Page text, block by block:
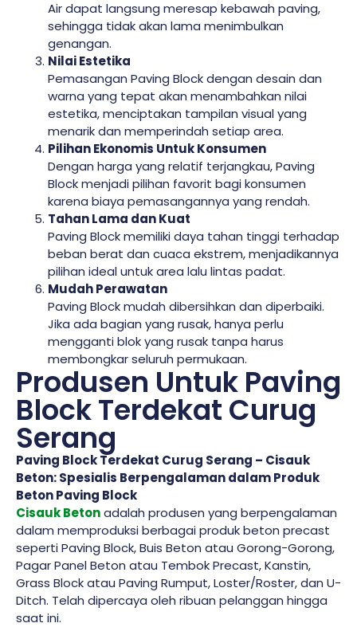
Air dapat langsung meresap kebawah paving,
sehingga tidak akan lama menimbulkan
genangan.
Nilai Estetika
Pemasangan Paving Block dengan desain dan
warna yang tepat akan menambahkan nilai
estetika, menciptakan tampilan visual yang
menarik dan memperindah setiap area.
Pilihan Ekonomis Untuk Konsumen
Dengan harga yang relatif terjangkau, Paving
Block menjadi pilihan favorit bagi konsumen
karena biaya pemasangannya yang rendah.
Tahan Lama dan Kuat
Paving Block memiliki daya tahan tinggi terhadap
beban berat dan cuaca ekstrem, menjadikannya
pilihan ideal untuk area lalu lintas padat.
Mudah Perawatan
Paving Block mudah dibersihkan dan diperbaiki.
Jika ada bagian yang rusak, hanya perlu
mengganti blok yang rusak tanpa harus
membongkar seluruh permukaan.
Produsen Untuk Paving
Block Terdekat Curug
Serang
Paving Block Terdekat Curug Serang – Cisauk
Beton: Spesialis Berpengalaman dalam Produk
Beton Paving Block
Cisauk Betonadalah produsen yang berpengalaman
dalam memproduksi berbagai produk beton precast
seperti Paving Block, Buis Beton atau Gorong-Gorong,
Pagar Panel Beton atau Tembok Precast, Kanstin,
Grass Block atau Paving Rumput, Loster/Roster, dan U-
Ditch. Telah dipercaya oleh ribuan pelanggan hingga
saat ini.